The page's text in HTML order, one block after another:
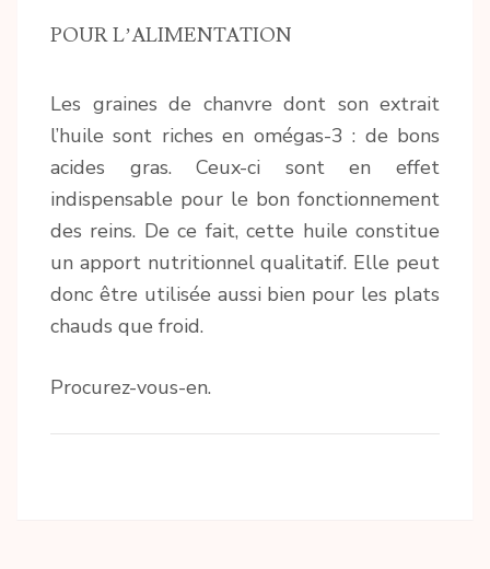
POUR L’ALIMENTATION
Les graines de chanvre dont son extrait
l’huile sont riches en omégas-3 : de bons
acides gras. Ceux-ci sont en effet
indispensable pour le bon fonctionnement
des reins. De ce fait, cette huile constitue
un apport nutritionnel qualitatif. Elle peut
donc être utilisée aussi bien pour les plats
chauds que froid.
Procurez-vous-en.